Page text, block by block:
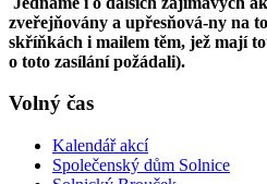
zveřejňovány a upřesňová-ny na
skříňkách i mailem těm, jež mají
o toto zasílání požádali).
Volný čas
Kalendář akcí
Společenský dům Solnice